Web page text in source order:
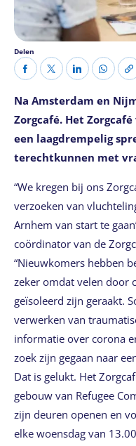
Delen
Na Amsterdam en
Zorgcafé. Het
een laagdrempelig
terechtkunnen met
“We kregen bij ons
verzoeken van
Arnhem van start te
coördinator van de
“Nieuwkomers hebben
zeker omdat velen door
geïsoleerd zijn geraakt.
verwerken van
informatie over corona
zoek zijn gegaan naar
Dat is gelukt. Het
gebouw van Refugee
zijn deuren openen en
elke woensdag van